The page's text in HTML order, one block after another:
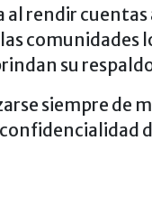
rendir
su
siempre